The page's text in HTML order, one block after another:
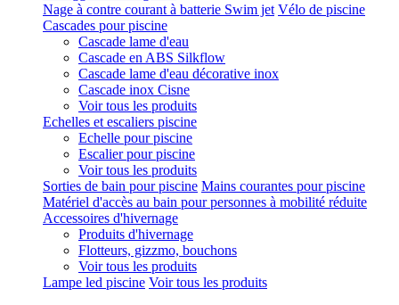
Nage à contre courant à batterie Swim jet Vélo de piscine
Cascades pour piscine
Cascade lame d'eau
Cascade en ABS Silkflow
Cascade lame d'eau décorative inox
Cascade inox Cisne
Voir tous les produits
Echelles et escaliers piscine
Echelle pour piscine
Escalier pour piscine
Voir tous les produits
Sorties de bain pour piscine Mains courantes pour piscine
Matériel d'accès au bain pour personnes à mobilité réduite
Accessoires d'hivernage
Produits d'hivernage
Flotteurs, gizzmo, bouchons
Voir tous les produits
Lampe led piscine Voir tous les produits